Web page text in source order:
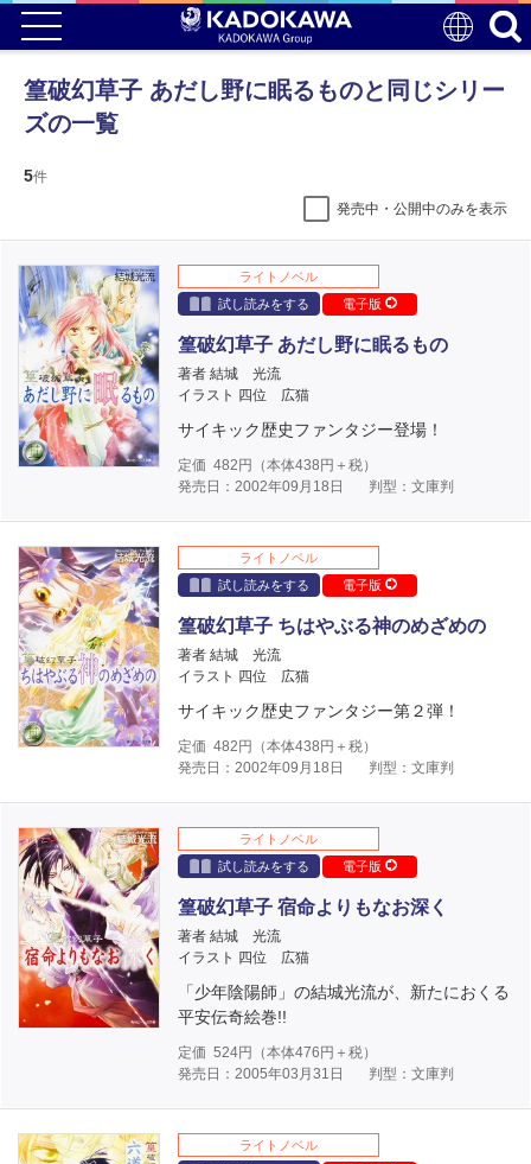
篁破幻草子 あだし野に眠るものと同じシリー
ズの一覧
5件
発売中・公開中のみを表示
ライトノベル
試し読みをする
電子版
篁破幻草子 あだし野に眠るもの
著者 結城 光流
イラスト 四位 広猫
サイキック歴史ファンタジー登場！
定価 482 円（本体438 円＋税）
発売日：2002年09月18日
判型：文庫判
ライトノベル
試し読みをする
電子版
篁破幻草子 ちはやぶる神のめざめの
著者 結城 光流
イラスト 四位 広猫
サイキック歴史ファンタジー第２弾！
定価 482 円（本体438 円＋税）
発売日：2002年09月18日
判型：文庫判
ライトノベル
試し読みをする
電子版
篁破幻草子 宿命よりもなお深く
著者 結城 光流
イラスト 四位 広猫
「少年陰陽師」の結城光流が、新たにおくる
平安伝奇絵巻!!
定価 524円（本体476 円＋税）
発売日：2005年03月31日
判型：文庫判
ライトノベル